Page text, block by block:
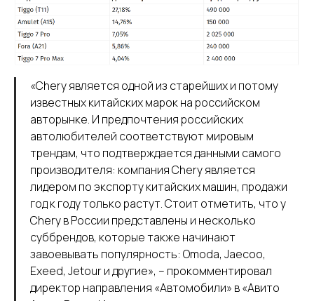
«Chery является одной из старейших и потому
известных китайских марок на российском
авторынке. И предпочтения российских
автолюбителей соответствуют мировым
трендам, что подтверждается данными самого
производителя: компания Chery является
лидером по экспорту китайских машин, продажи
год к году только растут. Стоит отметить, что у
Chery в России представлены и несколько
суббрендов, которые также начинают
завоевывать популярность: Omoda, Jaecoo,
Exeed, Jetour и другие», – прокомментировал
директор направления «Автомобили» в «Авито